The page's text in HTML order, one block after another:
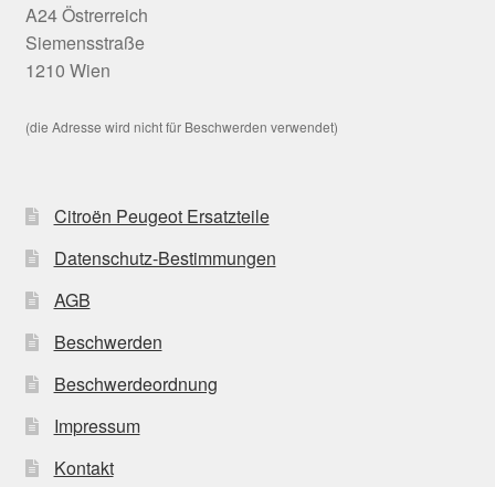
A24 Östrerreich
Siemensstraße
1210 Wien
(die Adresse wird nicht für Beschwerden verwendet)
Citroën Peugeot Ersatzteile
Datenschutz-Bestimmungen
AGB
Beschwerden
Beschwerdeordnung
Impressum
Kontakt